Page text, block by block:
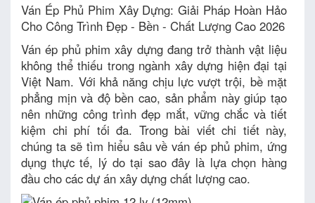
Ván Ép Phủ Phim Xây Dựng: Giải Pháp Hoàn Hảo
Cho Công Trình Đẹp - Bền - Chất Lượng Cao 2026
Ván ép phủ phim xây dựng đang trở thành vật liệu
không thể thiếu trong ngành xây dựng hiện đại tại
Việt Nam. Với khả năng chịu lực vượt trội, bề mặt
phẳng mịn và độ bền cao, sản phẩm này giúp tạo
nên những công trình đẹp mắt, vững chắc và tiết
kiệm chi phí tối đa. Trong bài viết chi tiết này,
chúng ta sẽ tìm hiểu sâu về ván ép phủ phim, ứng
dụng thực tế, lý do tại sao đây là lựa chọn hàng
đầu cho các dự án xây dựng chất lượng cao.